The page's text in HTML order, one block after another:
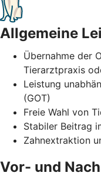
Allgemeine
Übernahme der
Tierarztpraxis
Leistung
(GOT)
Freie Wahl von
Stabiler Beitrag
Zahnextraktion
Vor- und